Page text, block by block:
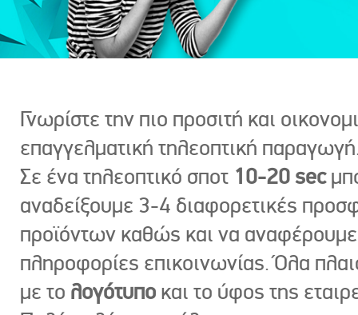
Γνωρίστε την πιο προσιτή και
επαγγελματική τηλεοπτική
Σε ένα τηλεοπτικό σποτ 10-20 sec
αναδείξουμε 3-4 διαφορετικές
προϊόντων καθώς και να
πληροφορίες επικοινωνίας. Όλα
με το λογότυπο και το ύφος της